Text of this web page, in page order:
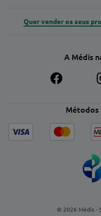
Quer vender os seus
A Médis
Métodos
© 2026 Médis -